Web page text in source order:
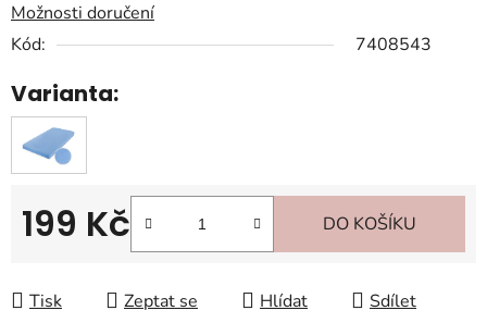
Možnosti doručení
Kód:
7408543
Varianta:
199 Kč DO KOŠÍKU
Tisk Zeptat se Hlídat Sdílet